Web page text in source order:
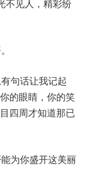
不见人，精彩纷
句话让我记起
的眼睛，你的笑
四周才知道那已
为你盛开这美丽